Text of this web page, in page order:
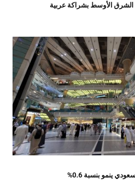
الأوسط بشراكة عربية
ينمو بنسبة 0.6%